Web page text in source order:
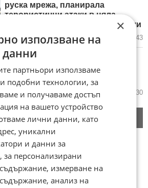
руска мрежа, планирала
терористични атаки в цяла
Европа със смъртоносни пратки
18.11.2025 3 143
Литва затвори границата си с
Беларус заради балони с
контрабандни цигари
30.10.2025 2 130
новини
×
използване на
партньори използваме
подобни технологии, за
и получаваме достъп
на вашето устройство
лични данни, като
уникални
и данни за
за персонализирани
измерване на
анализ на